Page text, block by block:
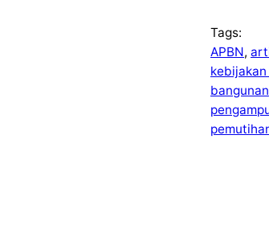
Tags:
APBN,
bangunan